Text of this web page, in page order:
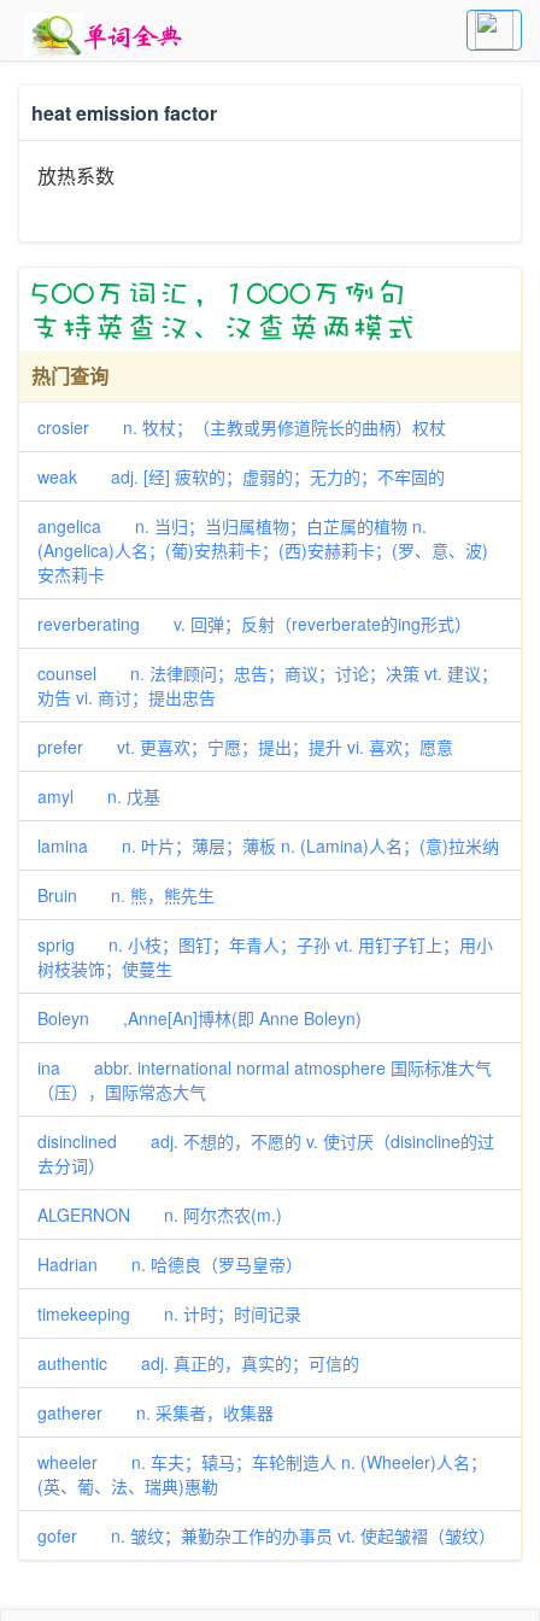
heat emission factor
放热系数
热门查询
crosier n. 牧杖；（主教或男修道院长的曲柄）权杖
weak adj. [经] 疲软的；虚弱的；无力的；不牢固的
angelica n. 当归；当归属植物；白芷属的植物 n.
(Angelica)人名；(葡)安热莉卡；(西)安赫莉卡；(罗、意、波)
安杰莉卡
reverberating v. 回弹；反射（reverberate的ing形式）
counsel n. 法律顾问；忠告；商议；讨论；决策 vt. 建议；
劝告 vi. 商讨；提出忠告
prefer vt. 更喜欢；宁愿；提出；提升 vi. 喜欢；愿意
amyl n. 戊基
lamina n. 叶片；薄层；薄板 n. (Lamina)人名；(意)拉米纳
Bruin n. 熊，熊先生
sprig n. 小枝；图钉；年青人；子孙 vt. 用钉子钉上；用小
树枝装饰；使蔓生
Boleyn ,Anne[An]博林(即 Anne Boleyn)
ina abbr. international normal atmosphere 国际标准大气
（压），国际常态大气
disinclined adj. 不想的，不愿的 v. 使讨厌（disincline的过
去分词）
ALGERNON n. 阿尔杰农(m.)
Hadrian n. 哈德良（罗马皇帝）
timekeeping n. 计时；时间记录
authentic adj. 真正的，真实的；可信的
gatherer n. 采集者，收集器
wheeler n. 车夫；辕马；车轮制造人 n. (Wheeler)人名；
(英、葡、法、瑞典)惠勒
gofer n. 皱纹；兼勤杂工作的办事员 vt. 使起皱褶（皱纹）